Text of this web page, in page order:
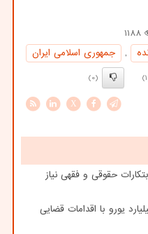
1188
,
جمهوری اسلامی ایران
(0)
X
حقوقی و فقهی نیاز
بیش از ۷ و نیم میلیارد یورو با اقدامات قضایی